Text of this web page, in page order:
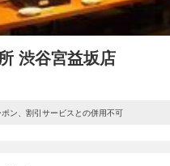
渋谷宮益坂店
ン、割引サービスとの併用不可